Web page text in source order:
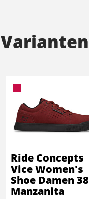
Varianten
Ride Concepts
Vice Women's
Shoe Damen 38
Manzanita